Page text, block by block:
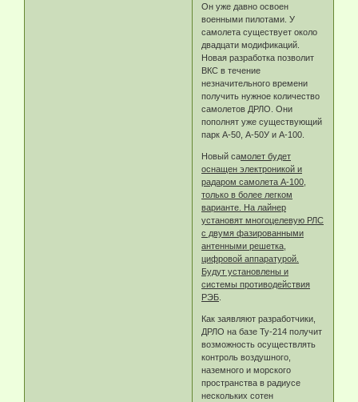
Он уже давно освоен
военными пилотами. У
самолета существует около
двадцати модификаций.
Новая разработка позволит
ВКС в течение
незначительного времени
получить нужное количество
самолетов ДРЛО. Они
пополнят уже существующий
парк А-50, А-50У и А-100.
Новый самолет будет
оснащен электроникой и
радаром самолета А-100,
только в более легком
варианте. На лайнер
установят многоцелевую РЛС
с двумя фазированными
антенными решетка,
цифровой аппаратурой.
Будут установлены и
системы противодействия
РЭБ.
Как заявляют разработчики,
ДРЛО на базе Ту-214 получит
возможность осуществлять
контроль воздушного,
наземного и морского
пространства в радиусе
нескольких сотен